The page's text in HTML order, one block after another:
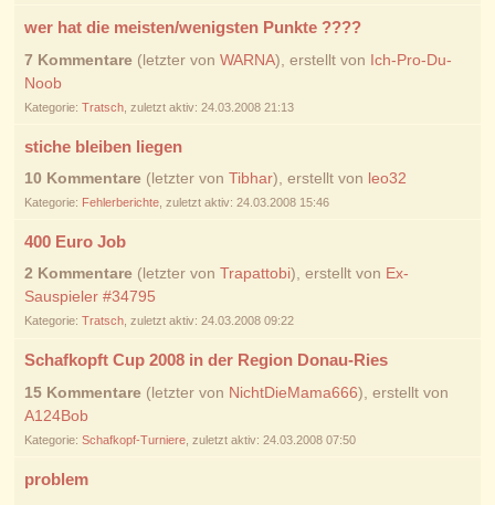
wer hat die meisten/wenigsten Punkte ????
7 Kommentare(letzter von WARNA), erstellt von Ich-Pro-Du-
Noob
Kategorie: Tratsch, zuletzt aktiv: 24.03.2008 21:13
stiche bleiben liegen
10 Kommentare(letzter von Tibhar), erstellt von leo32
Kategorie: Fehlerberichte, zuletzt aktiv: 24.03.2008 15:46
400 Euro Job
2 Kommentare(letzter von Trapattobi), erstellt von Ex-
Sauspieler #34795
Kategorie: Tratsch, zuletzt aktiv: 24.03.2008 09:22
Schafkopft Cup 2008 in der Region Donau-Ries
15 Kommentare(letzter von NichtDieMama666), erstellt von
A124Bob
Kategorie: Schafkopf-Turniere, zuletzt aktiv: 24.03.2008 07:50
problem